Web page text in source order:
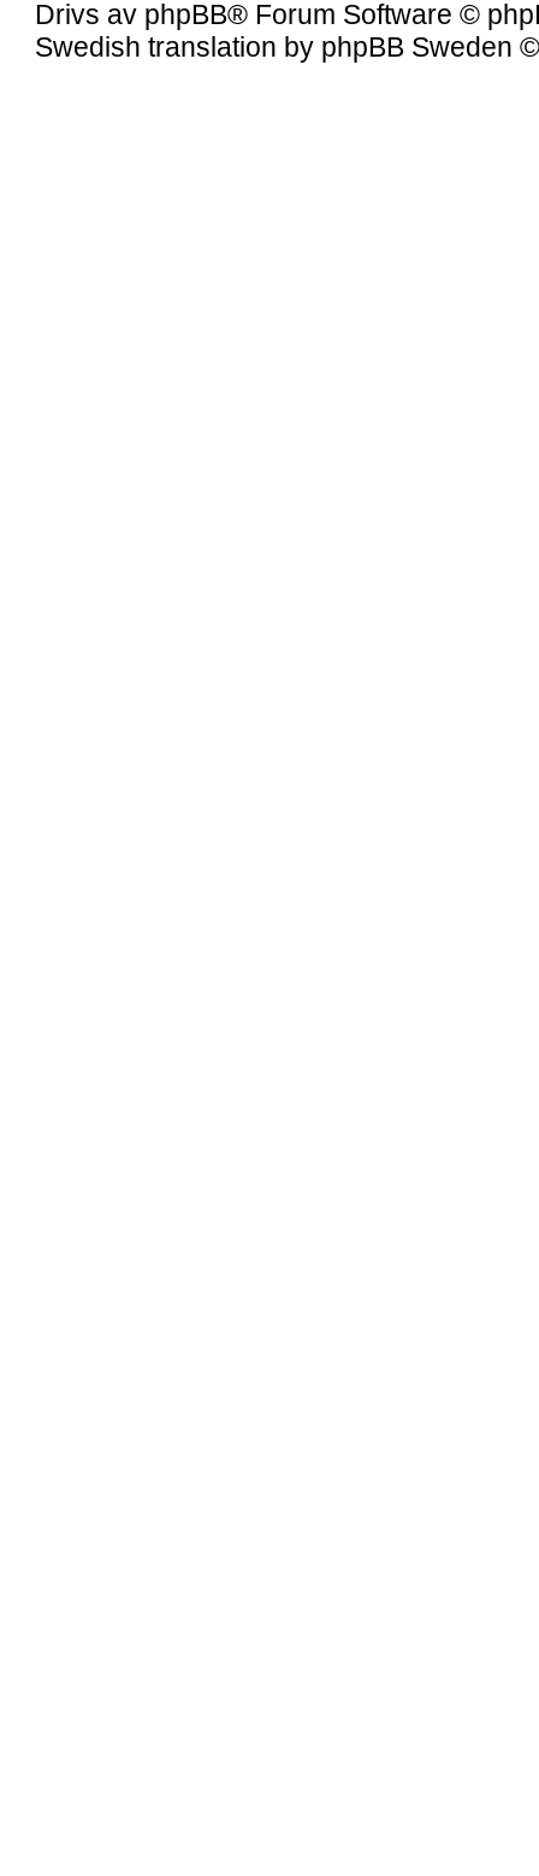
Drivs av phpBB® Forum Software ©
Swedish translation by phpBB Sweden